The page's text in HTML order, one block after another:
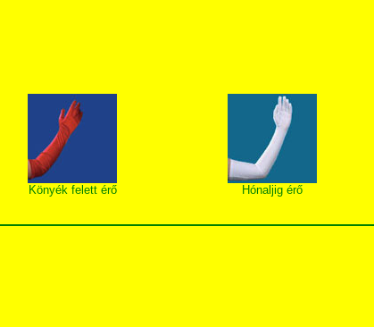
Könyék felett érő Hónaljig érő